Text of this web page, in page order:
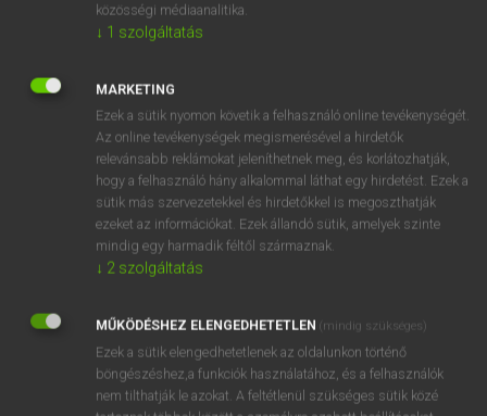
DÍJMENTES ANGOL SZÓTÁR
beindít
közösségi médiaanalitika.
↓ 1 szolgáltatás
MARKETING
Ezek a sütik nyomon követik a felhasználó online tevékenységét.
Az online tevékenységek megismerésével a hirdetők
relevánsabb reklámokat jeleníthetnek meg, és korlátozhatják,
hogy a felhasználó hány alkalommal láthat egy hirdetést. Ezek a
sütik más szervezetekkel és hirdetőkkel is megoszthatják
ezeket az információkat. Ezek állandó sütik, amelyek szinte
mindig egy harmadik féltől származnak.
↓ 2 szolgáltatás
MŰKÖDÉSHEZ ELENGEDHETETLEN (mindig szükséges)
Ezek a sütik elengedhetetlenek az oldalunkon történő
böngészéshez,a funkciók használatához, és a felhasználók
nem tilthatják le azokat. A feltétlenül szükséges sütik közé